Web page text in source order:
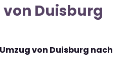
Duisburg
von Duisburg nach